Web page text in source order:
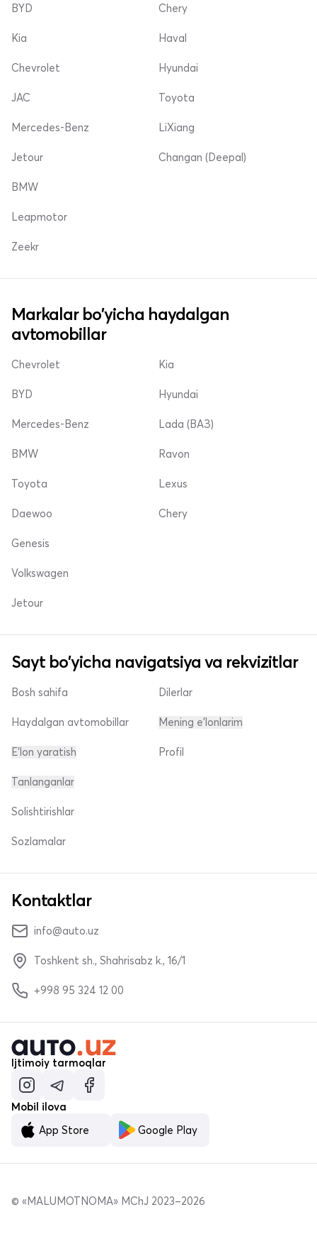
BYD
Kia
Chevrolet
Chery
Haval
Hyundai
JAC
Mercedes-Benz
Jetour
Toyota
LiXiang
Changan (Deepal)
BMW
Leapmotor
Zeekr
Markalar bo'yicha haydalgan
avtomobillar
Chevrolet
BYD
Mercedes-Benz
Kia
Hyundai
Lada (ВАЗ)
BMW
Toyota
Daewoo
Ravon
Lexus
Chery
Genesis
Volkswagen
Jetour
Sayt bo'yicha navigatsiya va rekvizitlar
Bosh sahifa
Haydalgan avtomobillar
E'lon yaratish
Dilerlar
Mening e'lonlarim
Profil
Tanlanganlar
Solishtirishlar
Sozlamalar
Kontaktlar
info@auto.uz
Toshkent sh., Shahrisabz k., 16/1
+998 95 324 12 00
Ijtimoiy tarmoqlar
Mobil ilova
App Store
Google Play
© «MALUMOTNOMA» MChJ 2023–2026